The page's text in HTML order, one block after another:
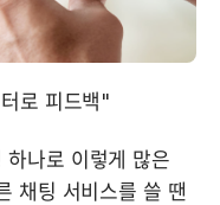
로 피드백"
하나로 이렇게 많은
채팅 서비스를 쓸 땐